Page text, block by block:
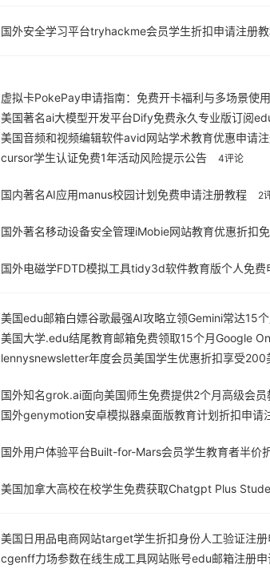
国外安全学习平台tryhackme会员学生折扣申请注册
虚拟卡PokePay申请指南：免费开卡福利与多场景使
美国著名ai大模型开发平台Dify免费永久专业版订阅
美国音频和视频编辑软件avid网站学术教育优惠申请
cursor学生认证免费1年活动风险提示公告 4评论
国内著名AI应用manus校园计划免费申请注册教程 2
国外著名移动设备安全管理iMobie网站教育优惠折扣
国外电磁学FDTD模拟工具tidy3d软件教育版个人免费
美国edu邮箱白嫖谷歌最强AI攻略立领Gemini常达15
美国大学.edu结尾教育邮箱免费领取15个月Google
lennysnewsletter年度会员美国学生优惠折扣享受200
国外知名grok.ai面向美国师生免费提供2个月高级会
国外genymotion安卓模拟器桌面版教育计划折扣申请
国外用户体验平台Built-for-Mars会员学生教育者半价
美国加拿大高校在校学生免费获取Chatgpt Plus
美国日用品电商网站target学生折扣身份人工验证注
cgenff力场参数在线生成工具网站账号edu邮箱注册申